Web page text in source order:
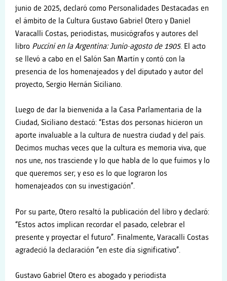
junio de 2025, declaró como Personalidades Destacadas en
el ámbito de la Cultura Gustavo Gabriel Otero y Daniel
Varacalli Costas, periodistas, musicógrafos y autores del
libro Puccini en la Argentina: Junio-agosto de 1905. El acto
se llevó a cabo en el Salón San Martín y contó con la
presencia de los homenajeados y del diputado y autor del
proyecto, Sergio Hernán Siciliano.
Luego de dar la bienvenida a la Casa Parlamentaria de la
Ciudad, Siciliano destacó: “Estas dos personas hicieron un
aporte invaluable a la cultura de nuestra ciudad y del país.
Decimos muchas veces que la cultura es memoria viva, que
nos une, nos trasciende y lo que habla de lo que fuimos y lo
que queremos ser; y eso es lo que lograron los
homenajeados con su investigación”.
Por su parte, Otero resaltó la publicación del libro y declaró:
“Estos actos implican recordar el pasado, celebrar el
presente y proyectar el futuro”. Finalmente, Varacalli Costas
agradeció la declaración “en este día significativo”.
Gustavo Gabriel Otero es abogado y periodista